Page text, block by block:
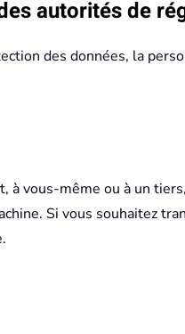
autorités de
des données, la
à vous-même ou à un
Si vous souhaitez